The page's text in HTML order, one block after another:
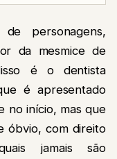
personagens,
da mesmice de
é o dentista
é apresentado
no início, mas que
óbvio, com direito
jamais são